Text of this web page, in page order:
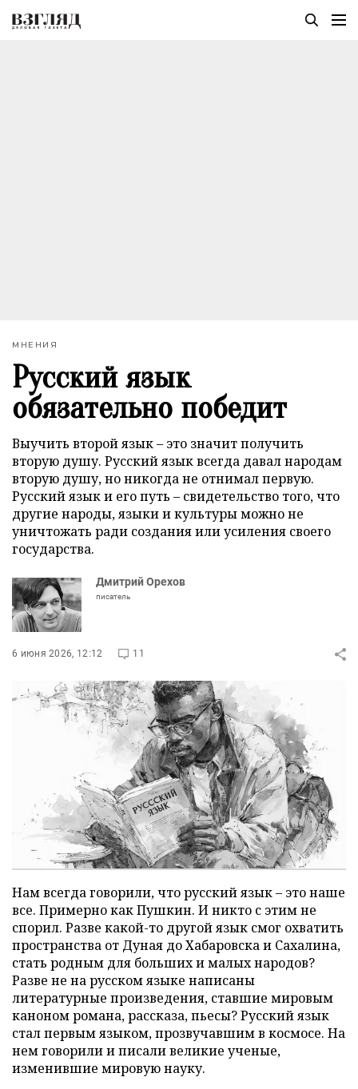
МНЕНИЯ
Русский язык
обязательно победит
Выучить второй язык – это значит получить
вторую душу. Русский язык всегда давал народам
вторую душу, но никогда не отнимал первую.
Русский язык и его путь – свидетельство того, что
другие народы, языки и культуры можно не
уничтожать ради создания или усиления своего
государства.
Дмитрий Орехов
писатель
6 июня 2026, 12:12 11
Нам всегда говорили, что русский язык – это наше
все. Примерно как Пушкин. И никто с этим не
спорил. Разве какой-то другой язык смог охватить
пространства от Дуная до Хабаровска и Сахалина,
стать родным для больших и малых народов?
Разве не на русском языке написаны
литературные произведения, ставшие мировым
каноном романа, рассказа, пьесы? Русский язык
стал первым языком, прозвучавшим в космосе. На
нем говорили и писали великие ученые,
изменившие мировую науку.